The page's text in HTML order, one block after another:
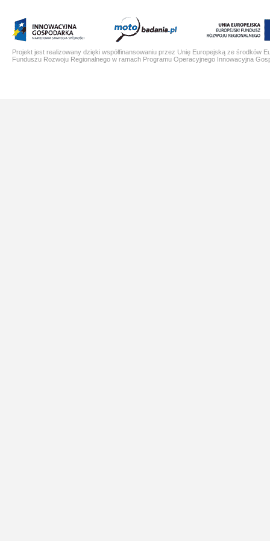
Projekt jest realizowany dzięki współfinansowaniu przez Unię Europejską ze środków
Funduszu Rozwoju Regionalnego w ramach Programu Operacyjnego Innowacyjna